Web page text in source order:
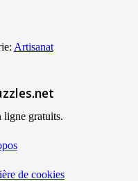
Artisanat
ligne gratuits.
de cookies